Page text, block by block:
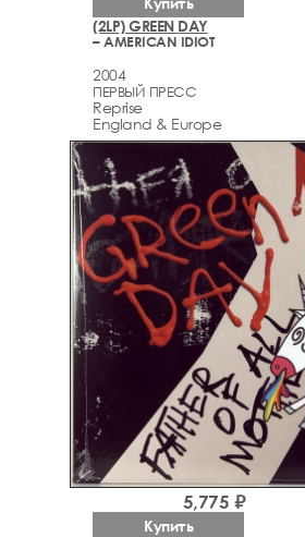
(2LP) GREEN DAY
– AMERICAN IDIOT
2004
ПЕРВЫЙ ПРЕСС
Reprise
England & Europe
5,775 ₽
Купить